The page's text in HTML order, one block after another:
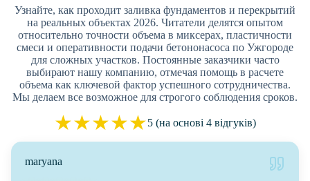
Узнайте, как проходит заливка фундаментов и перекрытий
на реальных объектах 2026. Читатели делятся опытом
относительно точности объема в миксерах, пластичности
смеси и оперативности подачи бетононасоса по Ужгороде
для сложных участков. Постоянные заказчики часто
выбирают нашу компанию, отмечая помощь в расчете
объема как ключевой фактор успешного сотрудничества.
Мы делаем все возможное для строгого соблюдения сроков.
★★★★★5 (на основі 4 відгуків)
maryana